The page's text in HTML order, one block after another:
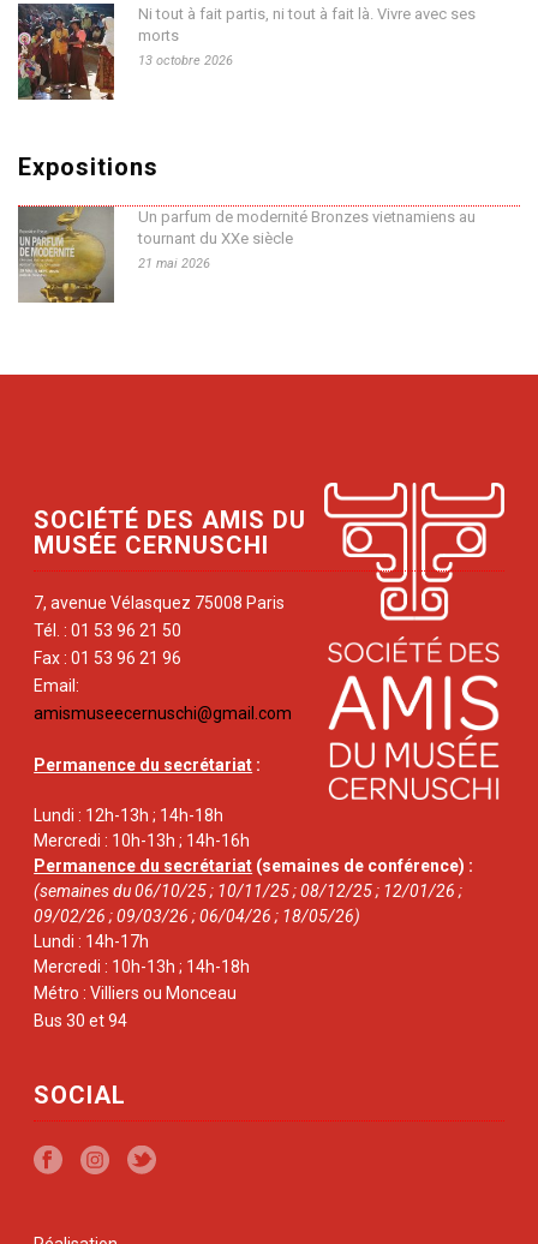
Ni tout à fait partis, ni tout à fait là. Vivre avec ses
morts
13 octobre 2026
Expositions
Un parfum de modernité Bronzes vietnamiens au
tournant du XXe siècle
21 mai 2026
SOCIÉTÉ DES AMIS DU
MUSÉE CERNUSCHI
7, avenue Vélasquez 75008 Paris
Tél. : 01 53 96 21 50
Fax : 01 53 96 21 96
Email:
amismuseecernuschi@gmail.com
Permanence du secrétariat :
Lundi : 12h-13h ; 14h-18h
Mercredi : 10h-13h ; 14h-16h
Permanence du secrétariat (semaines de conférence) :
(semaines du 06/10/25 ; 10/11/25 ; 08/12/25 ; 12/01/26 ;
09/02/26 ; 09/03/26 ; 06/04/26 ; 18/05/26)
Lundi : 14h-17h
Mercredi : 10h-13h ; 14h-18h
Métro : Villiers ou Monceau
Bus 30 et 94
SOCIAL